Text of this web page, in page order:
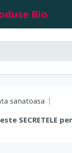
Bio
sanatoasa
SECRETELE